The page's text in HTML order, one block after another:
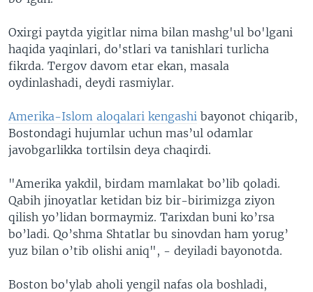
Oxirgi paytda yigitlar nima bilan mashg'ul bo'lgani
haqida yaqinlari, do'stlari va tanishlari turlicha
fikrda. Tergov davom etar ekan, masala
oydinlashadi, deydi rasmiylar.
Amerika-Islom aloqalari kengashi bayonot chiqarib,
Bostondagi hujumlar uchun mas’ul odamlar
javobgarlikka tortilsin deya chaqirdi.
"Amerika yakdil, birdam mamlakat bo’lib qoladi.
Qabih jinoyatlar ketidan biz bir-birimizga ziyon
qilish yo’lidan bormaymiz. Tarixdan buni ko’rsa
bo’ladi. Qo’shma Shtatlar bu sinovdan ham yorug’
yuz bilan o’tib olishi aniq", - deyiladi bayonotda.
Boston bo'ylab aholi yengil nafas ola boshladi,